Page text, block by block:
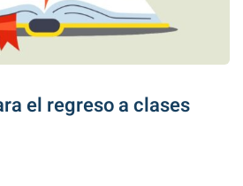
el regreso a clases